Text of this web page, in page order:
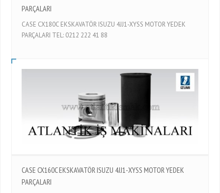
PARÇALARI
CASE CX180C EKSKAVATÖR ISUZU 4JJ1-XYSS MOTOR YEDEK
PARÇALARI TEL: 0212 222 41 88
CASE CX160C EKSKAVATÖR ISUZU 4JJ1-XYSS MOTOR YEDEK
PARÇALARI